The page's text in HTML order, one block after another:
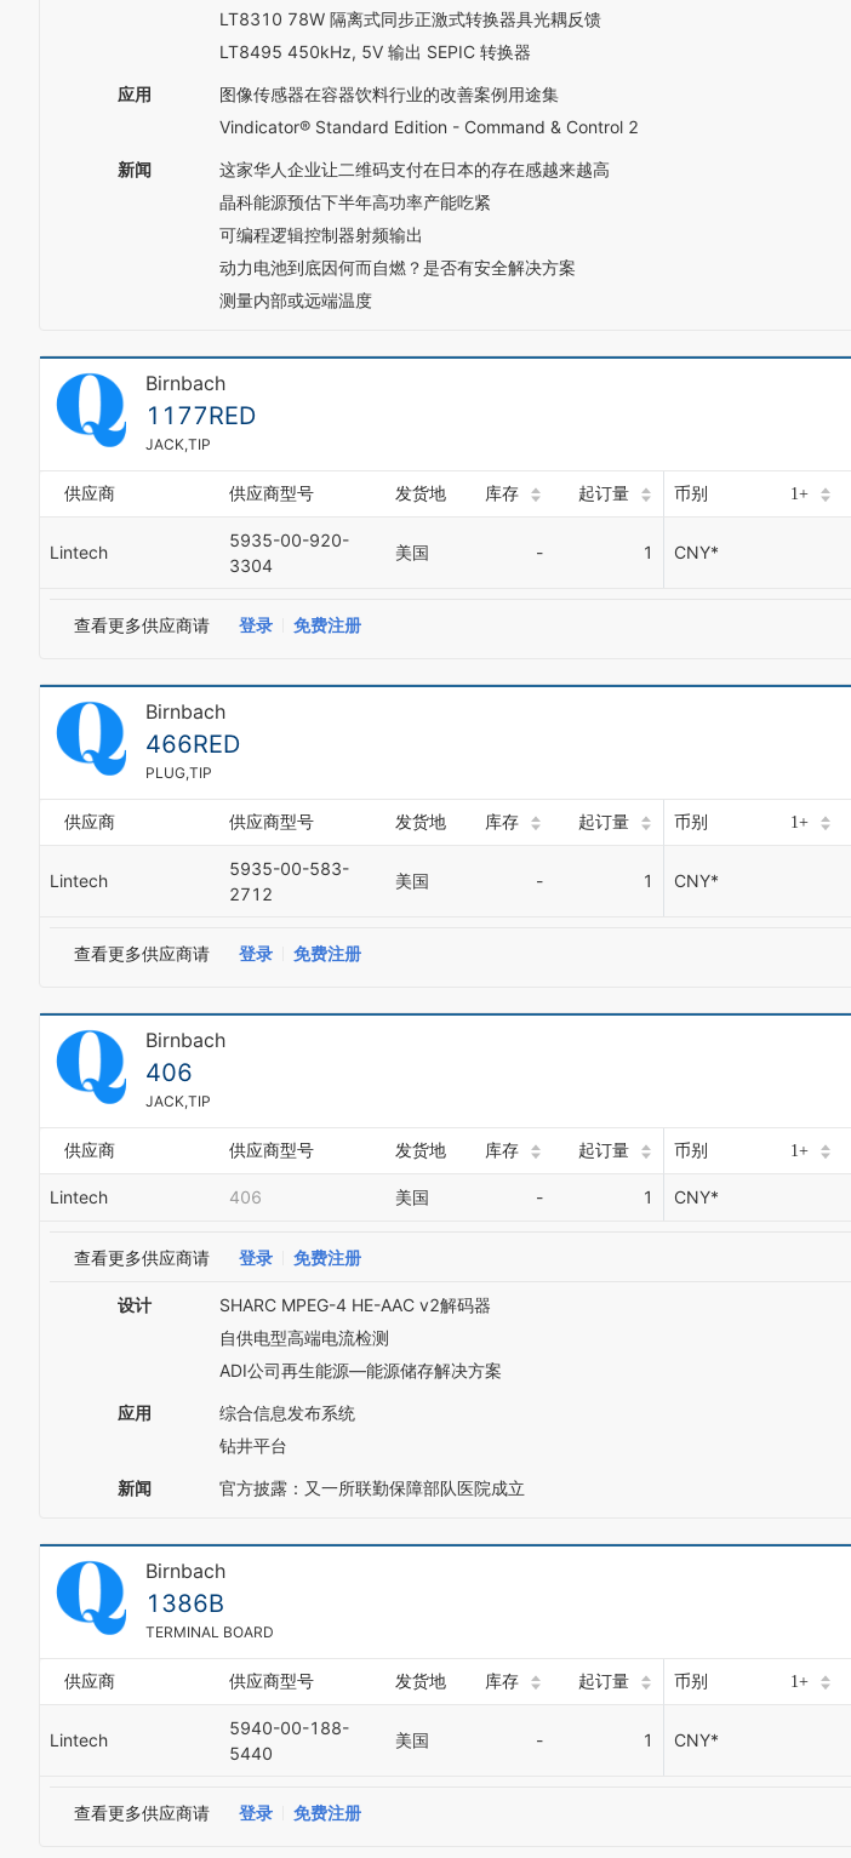
LT8310 78W 隔离式同步正激式转换器具光耦反馈
LT8495 450kHz, 5V 输出 SEPIC 转换器
应用 图像传感器在容器饮料行业的改善案例用途集
Vindicator® Standard Edition - Command & Control 2
新闻 这家华人企业让二维码支付在日本的存在感越来越高
晶科能源预估下半年高功率产能吃紧
可编程逻辑控制器射频输出
动力电池到底因何而自燃？是否有安全解决方案
测量内部或远端温度
Birnbach
1177RED
JACK,TIP
供应商 供应商型号 发货地 库存 起订量 币别 1+
Lintech
5935-00-920-
3304
美国 - 1 CNY*
查看更多供应商请 登录 免费注册
Birnbach
466RED
PLUG,TIP
供应商 供应商型号 发货地 库存 起订量 币别 1+
Lintech
5935-00-583-
2712
美国 - 1 CNY*
查看更多供应商请 登录 免费注册
Birnbach
406
JACK,TIP
供应商 供应商型号 发货地 库存 起订量 币别 1+
Lintech 406 美国 - 1 CNY*
查看更多供应商请 登录 免费注册
设计 SHARC MPEG-4 HE-AAC v2解码器
自供电型高端电流检测
ADI公司再生能源—能源储存解决方案
应用 综合信息发布系统
钻井平台
新闻 官方披露：又一所联勤保障部队医院成立
Birnbach
1386B
TERMINAL BOARD
供应商 供应商型号 发货地 库存 起订量 币别 1+
Lintech
5940-00-188-
5440
美国 - 1 CNY*
查看更多供应商请 登录 免费注册